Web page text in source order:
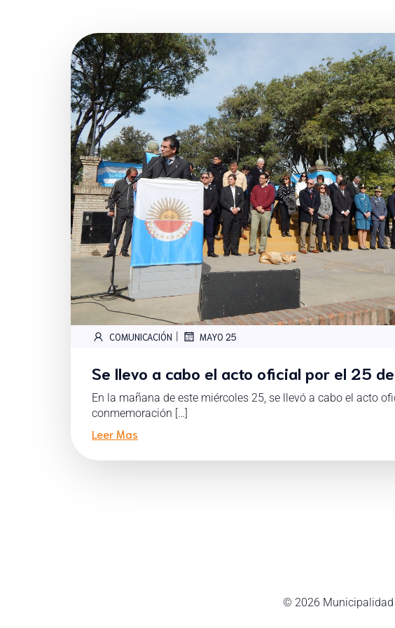
COMUNICACIÓN | MAYO 25
Se llevo a cabo el acto oficial por el 25
En la mañana de este miércoles 25, se llevó a cabo el acto
conmemoración […]
Leer Mas
© 2026 Municipalidad